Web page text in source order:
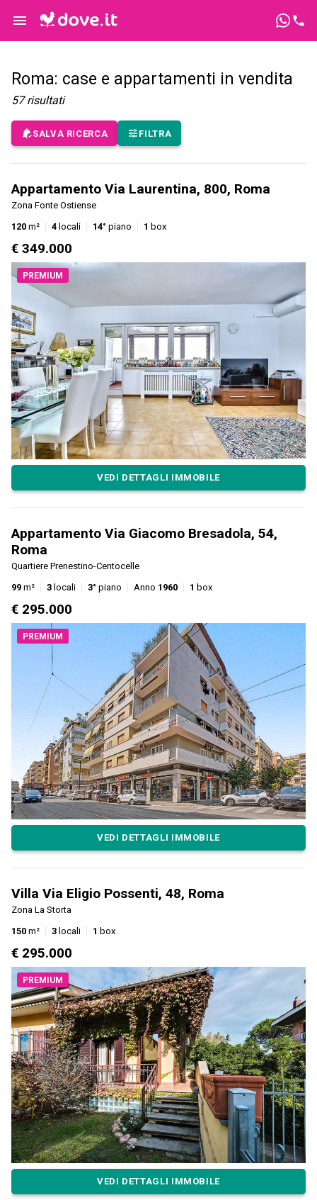
Roma: case e appartamenti in vendita
57 risultati
SALVA RICERCA FILTRA
Appartamento Via Laurentina, 800, Roma
Zona Fonte Ostiense
120 m² 4 locali 14° piano 1 box
€ 349.000
PREMIUM
VEDI DETTAGLI IMMOBILE
Appartamento Via Giacomo Bresadola, 54,
Roma
Quartiere Prenestino-Centocelle
99 m² 3 locali 3° piano Anno 1960 1 box
€ 295.000
PREMIUM
VEDI DETTAGLI IMMOBILE
Villa Via Eligio Possenti, 48, Roma
Zona La Storta
150 m² 3 locali 1 box
€ 295.000
PREMIUM
VEDI DETTAGLI IMMOBILE